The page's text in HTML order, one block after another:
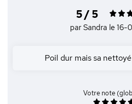
5 / 5
par Sandra le 16-
Poil dur mais sa
Votre note